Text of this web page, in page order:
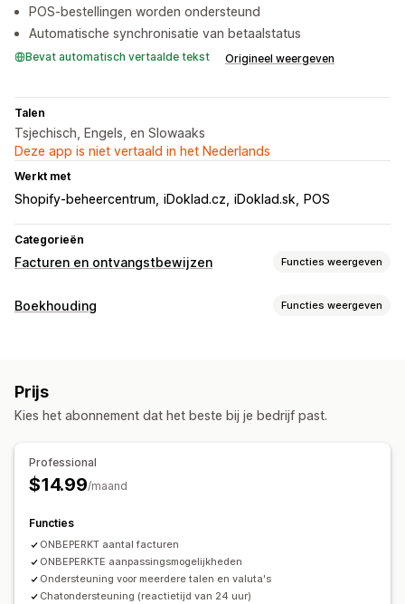
POS-bestellingen worden ondersteund
Automatische synchronisatie van betaalstatus
Bevat automatisch vertaalde tekst Origineel weergeven
Talen
Tsjechisch, Engels, en Slowaaks
Deze app is niet vertaald in het Nederlands
Werkt met
Shopify-beheercentrum iDoklad.cz iDoklad.sk POS
Categorieën
Facturen en ontvangstbewijzen Functies weergeven
Soorten documenten
Velden
Meerdere valuta
Meerdere talen
Bestandsnaamgeving
Pdf-generatie
Afdrukken en exporteren
Boekhouding Functies weergeven
Automatische gegevenssynchronisatie
Prijs
Kies het abonnement dat het beste bij je bedrijf past.
Professional
$14.99/maand
Functies
ONBEPERKT aantal facturen
ONBEPERKTE aanpassingsmogelijkheden
Ondersteuning voor meerdere talen en valuta's
Chatondersteuning (reactietijd van 24 uur)